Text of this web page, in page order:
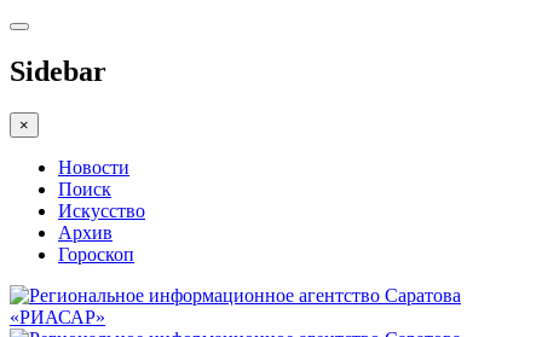
Sidebar
×
Новости
Поиск
Искусство
Архив
Гороскоп